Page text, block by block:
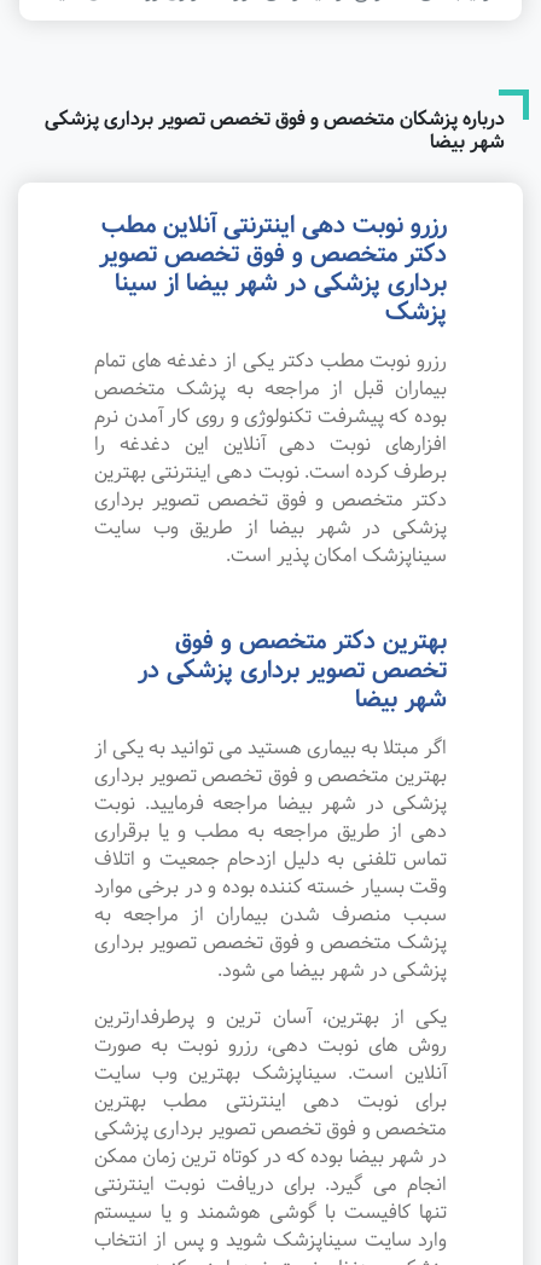
درباره پزشکان متخصص و فوق تخصص تصویر برداری پزشکی
شهر بیضا
رزرو نوبت دهی اینترنتی آنلاین مطب
دکتر متخصص و فوق تخصص تصویر
برداری پزشکی در شهر بیضا از سینا
پزشک
رزرو نوبت مطب دکتر یکی از دغدغه های تمام
بیماران قبل از مراجعه به پزشک متخصص
بوده که پیشرفت تکنولوژی و روی کار آمدن نرم
افزارهای نوبت دهی آنلاین این دغدغه را
برطرف کرده است. نوبت دهی اینترنتی بهترین
دکتر متخصص و فوق تخصص تصویر برداری
پزشکی در شهر بیضا از طریق وب سایت
سیناپزشک امکان پذیر است.
بهترین دکتر متخصص و فوق
تخصص تصویر برداری پزشکی در
شهر بیضا
اگر مبتلا به بیماری هستید می توانید به یکی از
بهترین متخصص و فوق تخصص تصویر برداری
پزشکی در شهر بیضا مراجعه فرمایید. نوبت
دهی از طریق مراجعه به مطب و یا برقراری
تماس تلفنی به دلیل ازدحام جمعیت و اتلاف
وقت بسیار خسته کننده بوده و در برخی موارد
سبب منصرف شدن بیماران از مراجعه به
پزشک متخصص و فوق تخصص تصویر برداری
پزشکی در شهر بیضا می شود.
یکی از بهترین، آسان ترین و پرطرفدارترین
روش های نوبت دهی، رزرو نوبت به صورت
آنلاین است. سیناپزشک بهترین وب سایت
برای نوبت دهی اینترنتی مطب بهترین
متخصص و فوق تخصص تصویر برداری پزشکی
در شهر بیضا بوده که در کوتاه ترین زمان ممکن
انجام می گیرد. برای دریافت نوبت اینترنتی
تنها کافیست با گوشی هوشمند و یا سیستم
وارد سایت سیناپزشک شوید و پس از انتخاب